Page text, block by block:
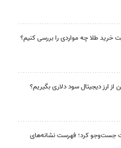
خرید طلا چه مواردی را بررسی کنیم؟
ارز دیجیتال سود دلاری بگیریم؟
جست‌وجو کرد؛ فهرست نشانه‌های